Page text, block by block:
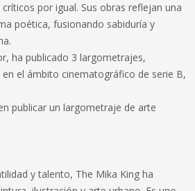
por igual. Sus obras reflejan una
poética, fusionando sabiduría y
ha publicado 3 largometrajes,
el ámbito cinematográfico de serie B,
publicar un largometraje de arte
y talento, The Mika King ha